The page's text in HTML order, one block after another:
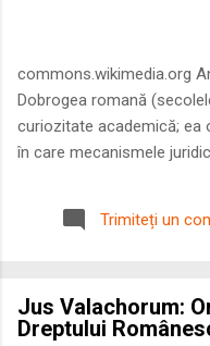
commons.wikimedia.org
Dobrogea romană
curiozitate academică; ea
în care mecanismele
Într-o epocă în care
era susținută de o
roman – în special a
țesutul urban și rural
Trimiteți un
Jus Valachorum:
Dreptului